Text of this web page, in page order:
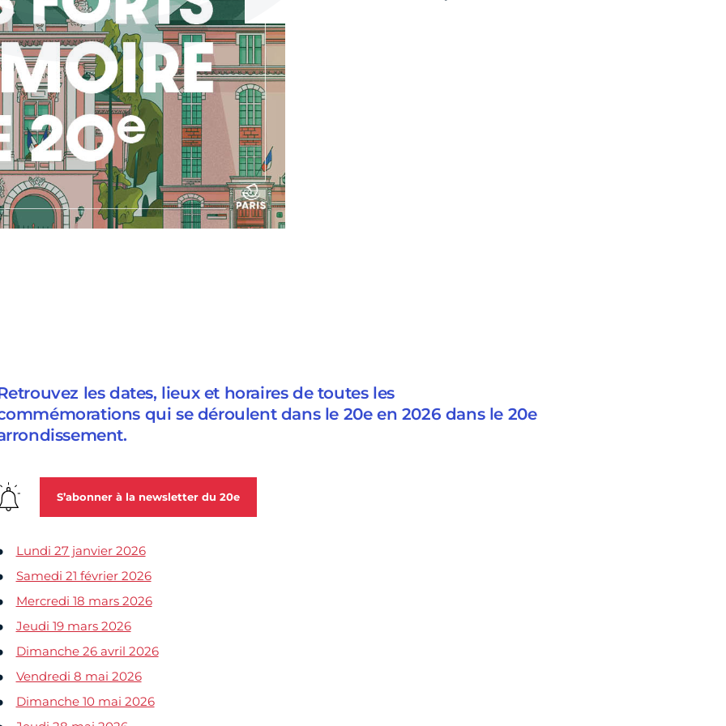
les dates, lieux et horaires de toutes les
qui se déroulent dans le 20e en 2026 dans le 20e
S’abonner à la newsletter du 20e
Lundi 27 janvier 2026
Samedi 21 février 2026
Mercredi 18 mars 2026
Jeudi 19 mars 2026
Dimanche 26 avril 2026
Vendredi 8 mai 2026
Dimanche 10 mai 2026